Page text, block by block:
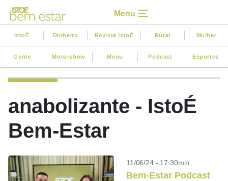
Menu
IstoÉ Dinheiro Revista IstoÉ Rural Mulher
Gente Motorshow Menu Podcast Esportes
anabolizante - IstoÉ
Bem-Estar
11/06/24 - 17:30min
Bem-Estar Podcast